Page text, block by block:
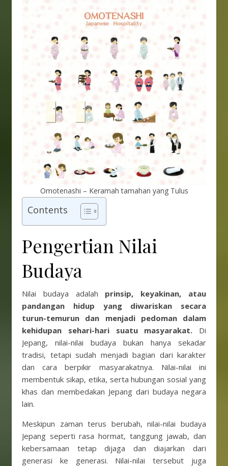
Omotenashi – Keramah tamahan yang Tulus
Contents
Pengertian Nilai
Budaya
Nilai budaya adalah prinsip, keyakinan, atau
pandangan hidup yang diwariskan secara
turun-temurun dan menjadi pedoman dalam
kehidupan sehari-hari suatu masyarakat. Di
Jepang, nilai-nilai budaya bukan hanya sekadar
tradisi, tetapi sudah menjadi bagian dari karakter
dan cara berpikir masyarakatnya. Nilai-nilai ini
membentuk sikap, etika, serta hubungan sosial yang
khas dan membedakan Jepang dari budaya negara
lain.
Meskipun zaman terus berubah, nilai-nilai budaya
Jepang seperti rasa hormat, tanggung jawab, dan
kebersamaan tetap dijaga dan diajarkan dari
generasi ke generasi. Nilai-nilai tersebut juga